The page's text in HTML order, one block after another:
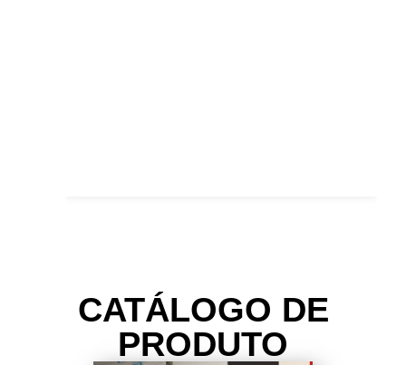
CATÁLOGO DE
PRODUTO